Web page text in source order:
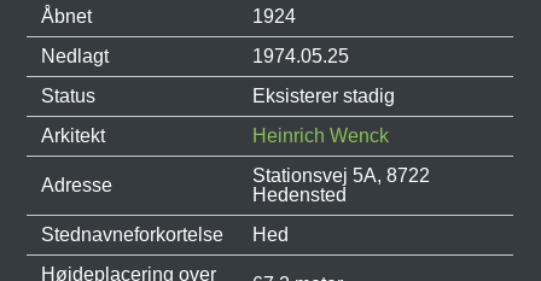
Åbnet
1924
Nedlagt
1974.05.25
Status
Eksisterer stadig
Arkitekt
Heinrich Wenck
Adresse
Stationsvej 5A, 8722
Hedensted
Stednavneforkortelse
Hed
Højdeplacering over